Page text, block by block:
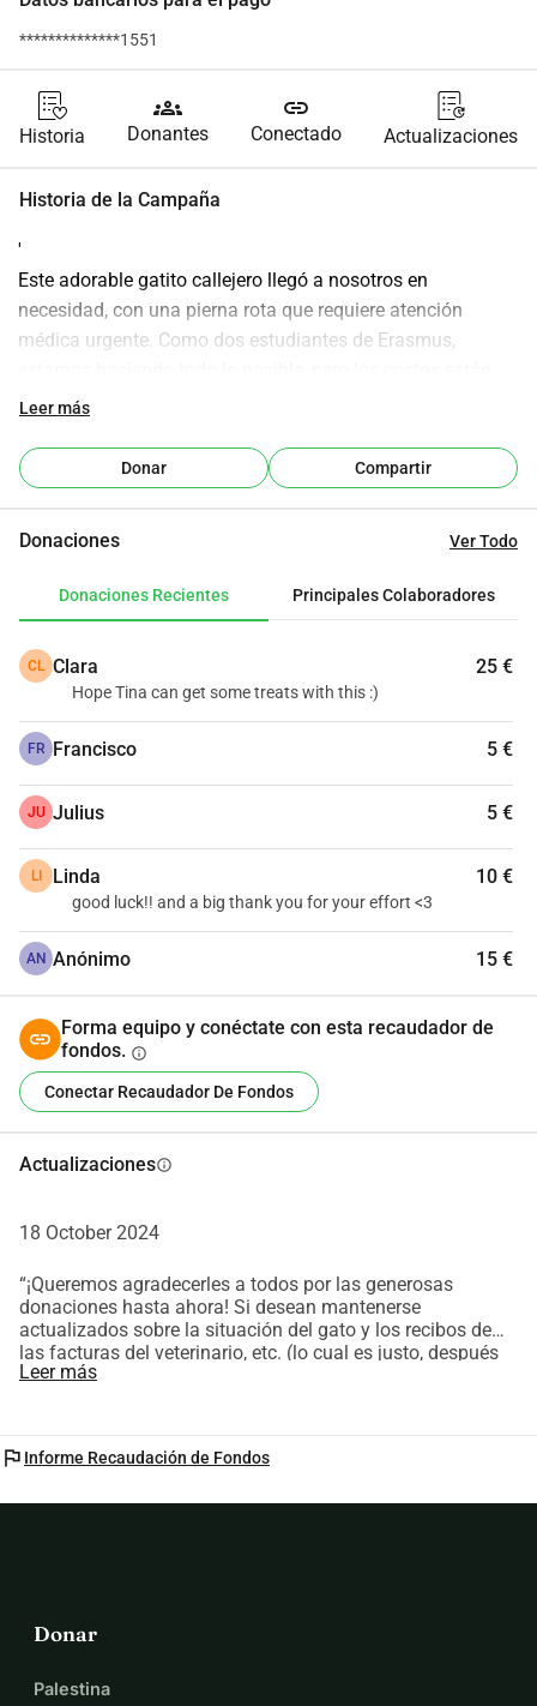
**************1551
Historia
groups
Donantes
link
Conectado Actualizaciones
Historia de la Campaña
'
Este adorable gatito callejero llegó a nosotros en
necesidad, con una pierna rota que requiere atención
médica urgente. Como dos estudiantes de Erasmus,
más allá de nuestro alcance. Estamos pidiendo su
vida saludable.
Cualquier contribución, grande o pequeña, significa el
Aunque puede que no podamos cambiar el mundo,
Leer más
Donar Compartir
Donaciones Ver Todo
Donaciones Recientes Principales Colaboradores
CL Clara 25 €
Hope Tina can get some treats with this :)
FR Francisco 5 €
JU Julius 5 €
LI Linda 10 €
good luck!! and a big thank you for your effort <3
AN Anónimo 15 €
Forma equipo y conéctate con esta recaudador de
fondos. info
Conectar Recaudador De Fondos
Actualizacionesinfo
18 October 2024
“¡Queremos agradecerles a todos por las generosas
donaciones hasta ahora! Si desean mantenerse
actualizados sobre la situación del gato y los recibos de
las facturas del veterinario, etc. (lo cual es justo, después
de todo es su dinero), por favor sígannos en Instagram
Leer más
flag Informe Recaudación de Fondos
Donar
Palestina